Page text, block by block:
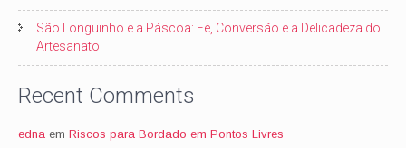
São Longuinho e a Páscoa: Fé, Conversão e a Delicadeza do
Artesanato
Recent Comments
edna em Riscos para Bordado em Pontos Livres